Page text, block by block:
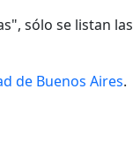
sólo se listan las
de Buenos Aires.